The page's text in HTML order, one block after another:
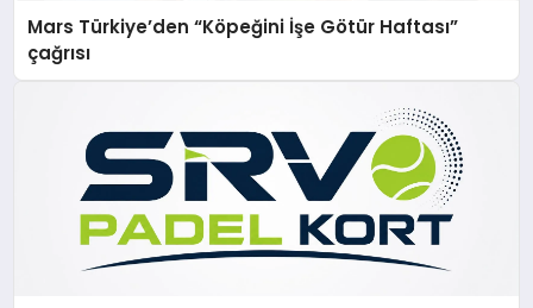
Mars Türkiye’den “Köpeğini İşe Götür Haftası”
çağrısı